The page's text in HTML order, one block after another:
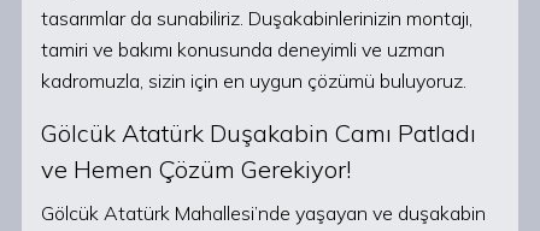
tasarımlar da sunabiliriz. Duşakabinlerinizin montajı,
tamiri ve bakımı konusunda deneyimli ve uzman
kadromuzla, sizin için en uygun çözümü buluyoruz.
Gölcük Atatürk Duşakabin Camı Patladı
ve Hemen Çözüm Gerekiyor!
Gölcük Atatürk Mahallesi’nde yaşayan ve duşakabin